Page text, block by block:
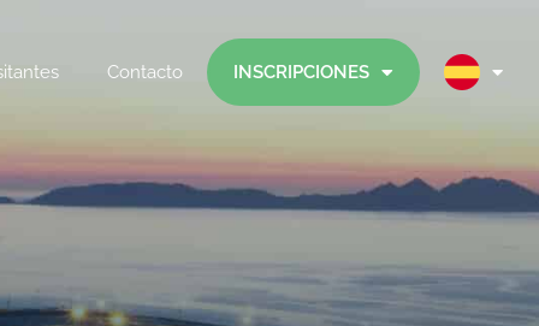
Contacto INSCRIPCIONES